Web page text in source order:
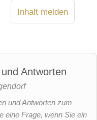
Inhalt melden
Antworten
und Antworten zum
eine Frage, wenn Sie ein